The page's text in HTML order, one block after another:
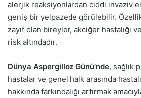
alerjik reaksiyonlardan ciddi invaziv
geniş bir yelpazede görülebilir.
zayıf olan bireyler, akciğer hastalığı
risk altındadır.
Dünya Aspergilloz Günü’nde, sağlık
hastalar ve genel halk arasında
hakkında farkındalığı artırmak